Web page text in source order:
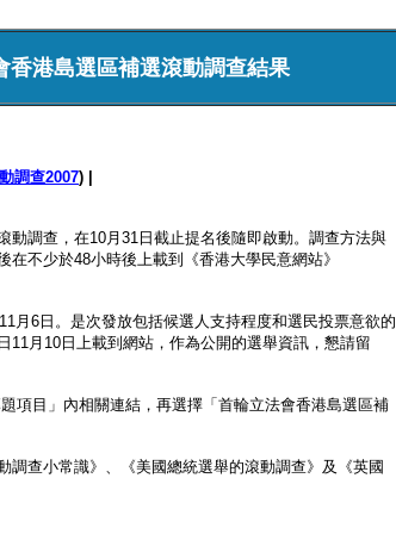
香港島選區補選滾動調查結果
調查2007) |
調查，在10月31日截止提名後隨即啟動。調查方法與
不少於48小時後上載到《香港大學民意網站》
月6日。是次發放包括候選人支持程度和選民投票意欲的
月10日上載到網站，作為公開的選舉資訊，懇請留
項目」內相關連結，再選擇「首輪立法會香港島選區補
查小常識》、《美國總統選舉的滾動調查》及《英國